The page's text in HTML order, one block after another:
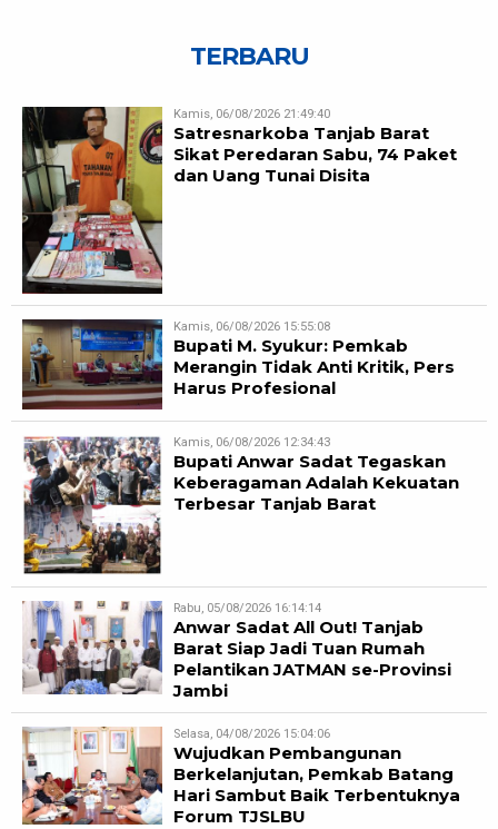
TERBARU
Kamis, 06/08/2026 21:49:40
Satresnarkoba Tanjab Barat
Sikat Peredaran Sabu, 74 Paket
dan Uang Tunai Disita
Kamis, 06/08/2026 15:55:08
Bupati M. Syukur: Pemkab
Merangin Tidak Anti Kritik, Pers
Harus Profesional
Kamis, 06/08/2026 12:34:43
Bupati Anwar Sadat Tegaskan
Keberagaman Adalah Kekuatan
Terbesar Tanjab Barat
Rabu, 05/08/2026 16:14:14
Anwar Sadat All Out! Tanjab
Barat Siap Jadi Tuan Rumah
Pelantikan JATMAN se-Provinsi
Jambi
Selasa, 04/08/2026 15:04:06
Wujudkan Pembangunan
Berkelanjutan, Pemkab Batang
Hari Sambut Baik Terbentuknya
Forum TJSLBU